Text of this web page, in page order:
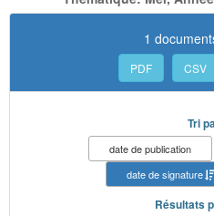
1
PDF CSV
Tri
date de publication
date de signature
Résultats